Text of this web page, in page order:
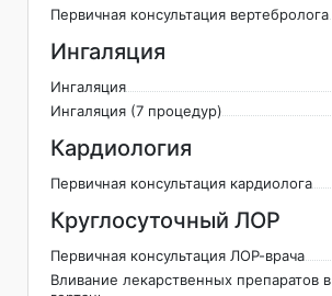
Первичная консультация вертебролога
Ингаляция
Ингаляция
Ингаляция (7 процедур)
Кардиология
Первичная консультация кардиолога
Круглосуточный ЛОР
Первичная консультация ЛОР-врача
Вливание лекарственных препаратов в